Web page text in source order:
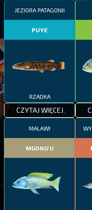
JEZIORA PATAGONII
PUYE
RZADKA
CZYTAJ WIĘCEJ
MALAWI
MGONG'U